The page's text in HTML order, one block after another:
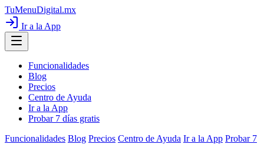
TuMenuDigital.mx
Ir a la App
Funcionalidades
Blog
Precios
Centro de Ayuda
Ir a la App
Probar 7 días gratis
Funcionalidades Blog Precios Centro de Ayuda Ir a la App Probar 7